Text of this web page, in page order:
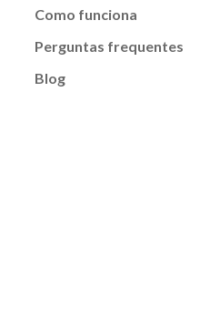
Como funciona
Perguntas frequentes
Blog